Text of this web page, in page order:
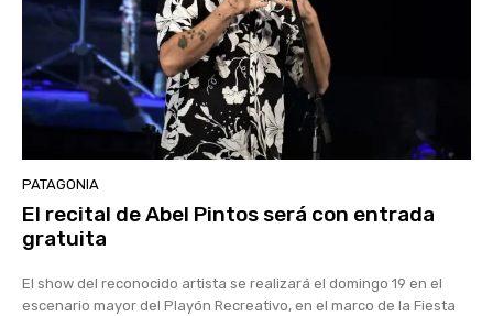
PATAGONIA
El recital de Abel Pintos será con entrada
gratuita
El show del reconocido artista se realizará el domingo 19 en el
escenario mayor del Playón Recreativo, en el marco de la Fiesta